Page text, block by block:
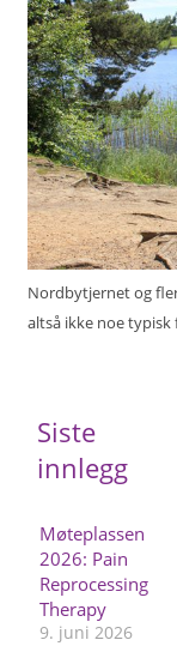
Nordbytjernet og
altså ikke noe
Siste
innlegg
Møteplassen
2026: Pain
Reprocessing
Therapy
9. juni 2026